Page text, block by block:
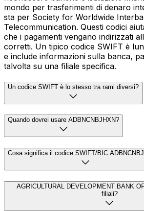
mondo per trasferimenti di denaro
sta per Society for Worldwide
Telecommunication. Questi codici
che i pagamenti vengano indirizzati
corretti. Un tipico codice SWIFT è
e include informazioni sulla banca,
talvolta su una filiale specifica.
Un codice SWIFT è lo stesso tra rami diversi?
Quando dovrei usare ADBNCNBJHXN?
Cosa significa il codice SWIFT/BIC
AGRICULTURAL DEVELOPMENT BANK
filiali?